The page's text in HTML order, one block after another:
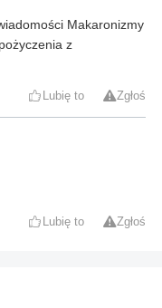
Makaronizmy
z
Lubię to Zgłoś
Lubię to Zgłoś